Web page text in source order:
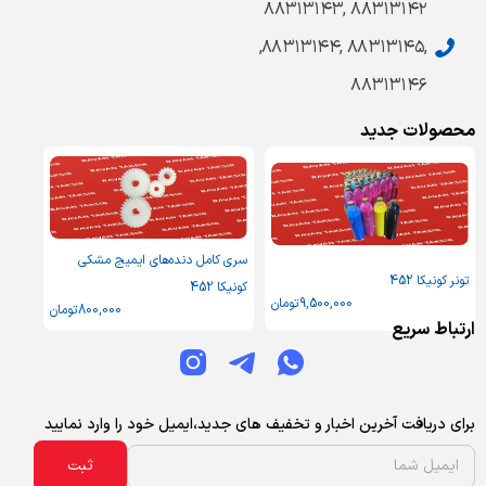
۸۸۳۱۳۱۴۲ ,۸۸۳۱۳۱۴۳
,۸۸۳۱۳۱۴۵ ,۸۸۳۱۳۱۴۴,
۸۸۳۱۳۱۴۶
محصولات جدید
تونر کونیکا 452
9,500,000تومان
سری کامل دنده‌های ایمیج مشکی
کونیکا 452
800,000تومان
ارتباط سریع
برای دریافت آخرین اخبار و تخفیف های جدید،ایمیل خود را وارد نمایید
ثبت